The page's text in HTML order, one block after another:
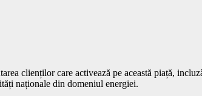
clienților care activează pe această piață,
naționale din domeniul energiei.